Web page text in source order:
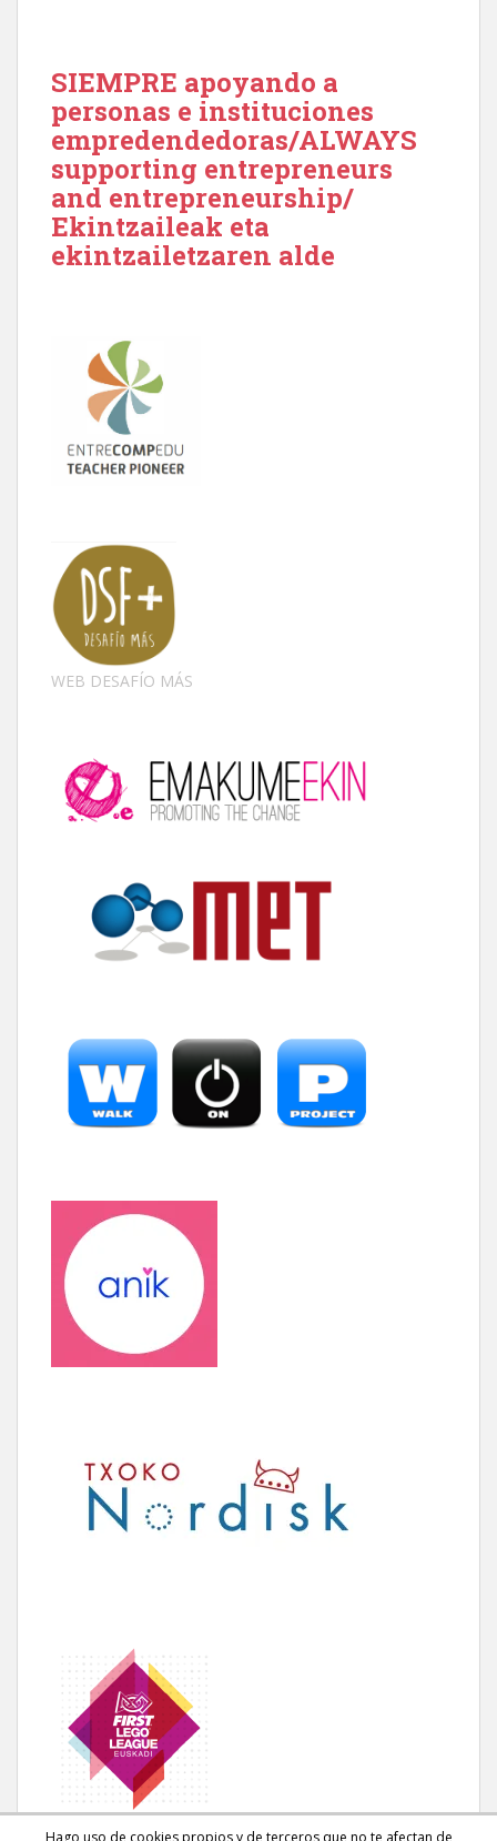
SIEMPRE apoyando a
personas e instituciones
empredendedoras/ALWAYS
supporting entrepreneurs
and entrepreneurship/
Ekintzaileak eta
ekintzailetzaren alde
WEB DESAFÍO MÁS
Hago uso de cookies propios y de terceros que no te afectan de